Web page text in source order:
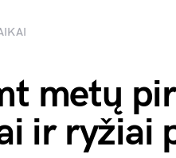
metų
ir ryžiai